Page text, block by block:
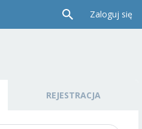
Zaloguj się
REJESTRACJA